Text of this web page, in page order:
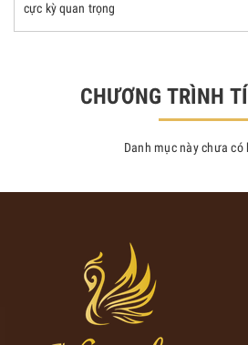
cực kỳ quan trọng
CHƯƠNG TRÌNH
Danh mục này chưa có